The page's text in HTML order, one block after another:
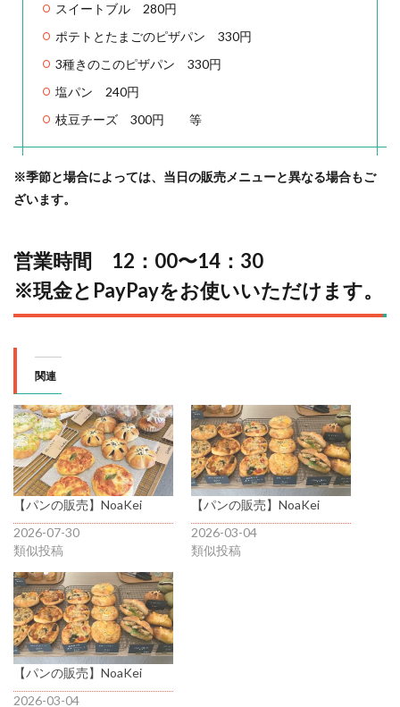
スイートブル 280円
ポテトとたまごのピザパン 330円
3種きのこのピザパン 330円
塩パン 240円
枝豆チーズ 300円 等
※季節と場合によっては、当日の販売メニューと異なる場合もご
ざいます。
営業時間 12：00〜14：30
※現金とPayPayをお使いいただけます。
関連
【パンの販売】NoaKei
2026-07-30
類似投稿
【パンの販売】NoaKei
2026-03-04
類似投稿
【パンの販売】NoaKei
2026-03-04